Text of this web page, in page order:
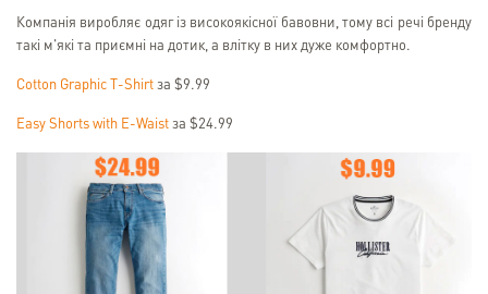
Компанія виробляє одяг із високоякісної бавовни, тому всі речі бренду
такі м'які та приємні на дотик, а влітку в них дуже комфортно.
Cotton Graphic T-Shirt за $9.99
Easy Shorts with E-Waist за $24.99